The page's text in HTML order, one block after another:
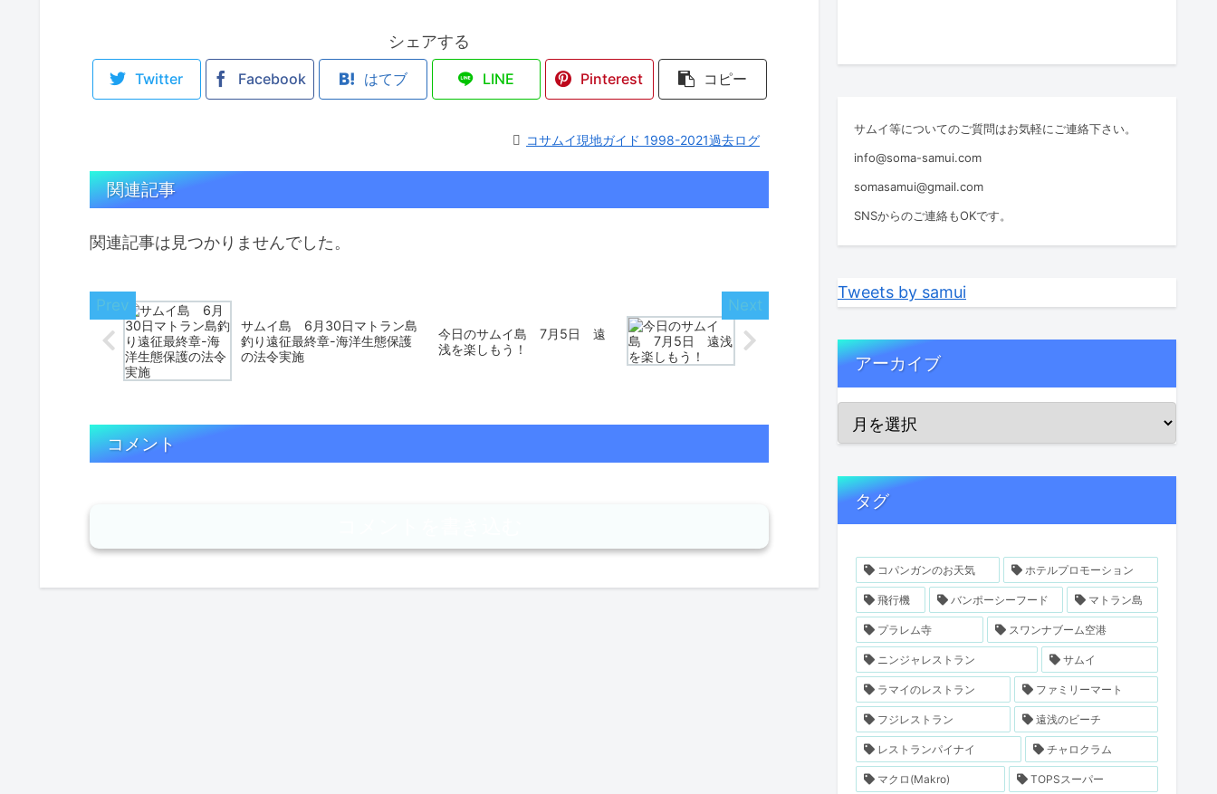
シェアする
Twitter Facebook はてブ LINE Pinterest コピー
コサムイ現地ガイド 1998-2021過去ログ
関連記事
関連記事は見つかりませんでした。
サムイ島 6月30日マトラン島
釣り遠征最終章-海洋生態保護
の法令実施
今日のサムイ島 7月5日 遠
浅を楽しもう！
コメント
サムイ等についてのご質問はお気軽にご連絡下さい。
info@soma-samui.com
somasamui@gmail.com
SNSからのご連絡もOKです。
Tweets by samui
アーカイブ
タグ
コパンガンのお天気 ホテルプロモーション
飛行機 バンポーシーフード マトラン島
プラレム寺 スワンナブーム空港
ニンジャレストラン サムイ
ラマイのレストラン ファミリーマート
フジレストラン 遠浅のビーチ
レストランパイナイ チャロクラム
マクロ(Makro) TOPSスーパー